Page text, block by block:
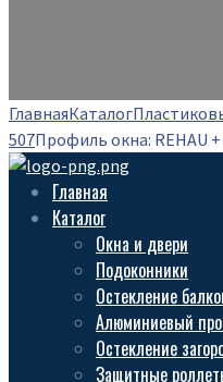
ГлавнаяКаталог
507Профиль окна: REHAU
Главная
Каталог
Окна и двери
Подоконники
Остекление
Алюминиевый
Остекление
Защитные